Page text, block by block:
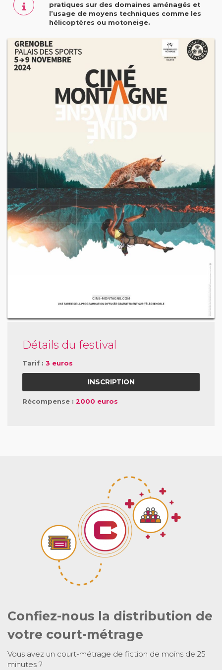
Détails du festival
Tarif : 3 euros
INSCRIPTION
Récompense : 2000 euros
pratiques sur des domaines aménagés et
l’usage de moyens techniques comme les
hélicoptères ou motoneige.
Confiez-nous la distribution de
votre court-métrage
Vous avez un court-métrage de fiction de moins de 25
minutes ?